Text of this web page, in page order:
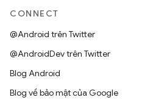
CONNECT
@Android trên Twitter
@AndroidDev trên Twitter
Blog Android
Blog về bảo mật của Google